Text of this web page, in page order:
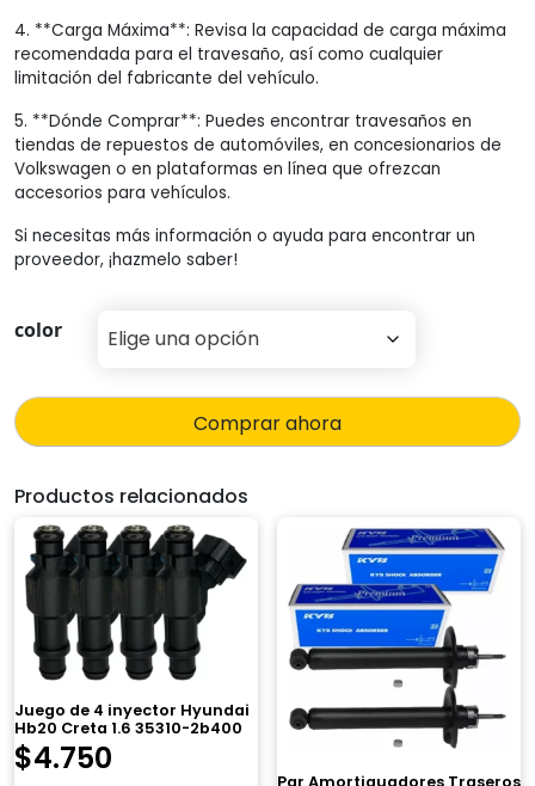
4. **Carga Máxima**: Revisa la capacidad de carga máxima
recomendada para el travesaño, así como cualquier
limitación del fabricante del vehículo.
5. **Dónde Comprar**: Puedes encontrar travesaños en
tiendas de repuestos de automóviles, en concesionarios de
Volkswagen o en plataformas en línea que ofrezcan
accesorios para vehículos.
Si necesitas más información o ayuda para encontrar un
proveedor, ¡hazmelo saber!
color
Comprar ahora
Productos relacionados
Juego de 4 inyector Hyundai
Hb20 Creta 1.6 35310-2b400
$4.750
Par Amortiguadores Traseros